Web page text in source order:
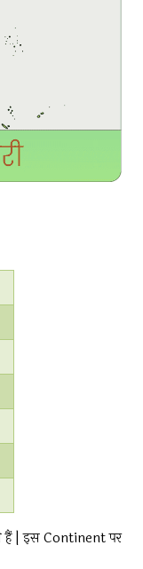
हैं | इस Continent पर